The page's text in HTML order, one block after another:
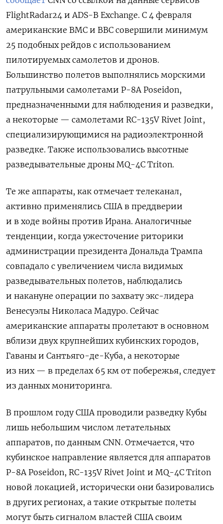
FlightRadar24 и ADS-B Exchange. С 4 февраля
американские ВМС и ВВС совершили минимум
25 подобных рейдов с использованием
пилотируемых самолетов и дронов.
Большинство полетов выполнялись морскими
патрульными самолетами P-8A Poseidon,
предназначенными для наблюдения и разведки,
а некоторые — самолетами RC-135V Rivet Joint,
специализирующимися на радиоэлектронной
разведке. Также использовались высотные
разведывательные дроны MQ-4C Triton.
Те же аппараты, как отмечает телеканал,
активно применялись США в преддверии
и в ходе войны против Ирана. Аналогичные
тенденции, когда ужесточение риторики
администрации президента Дональда Трампа
совпадало с увеличением числа видимых
разведывательных полетов, наблюдались
и накануне операции по захвату экс-лидера
Венесуэлы Николаса Мадуро. Сейчас
американские аппараты пролетают в основном
вблизи двух крупнейших кубинских городов,
Гаваны и Сантьяго-де-Куба, а некоторые
из них — в пределах 65 км от побережья, следует
из данных мониторинга.
В прошлом году США проводили разведку Кубы
лишь небольшим числом летательных
аппаратов, по данным CNN. Отмечается, что
кубинское направление является для аппаратов
P-8A Poseidon, RC-135V Rivet Joint и MQ-4C Triton
новой локацией, исторически они базировались
в других регионах, а такие открытые полеты
могут быть сигналом властей США своим